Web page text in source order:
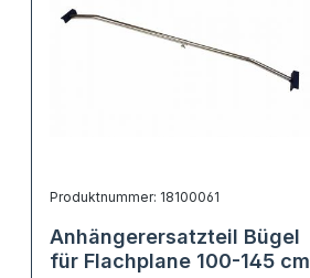
Produktnummer: 18100061
Anhängerersatzteil Bügel
für Flachplane 100-145 cm